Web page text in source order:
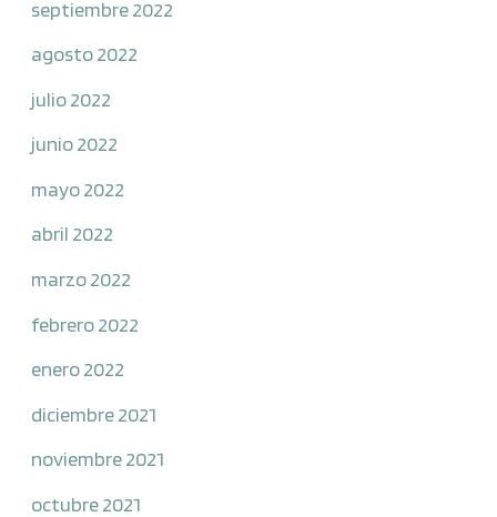
septiembre 2022
agosto 2022
julio 2022
junio 2022
mayo 2022
abril 2022
marzo 2022
febrero 2022
enero 2022
diciembre 2021
noviembre 2021
octubre 2021